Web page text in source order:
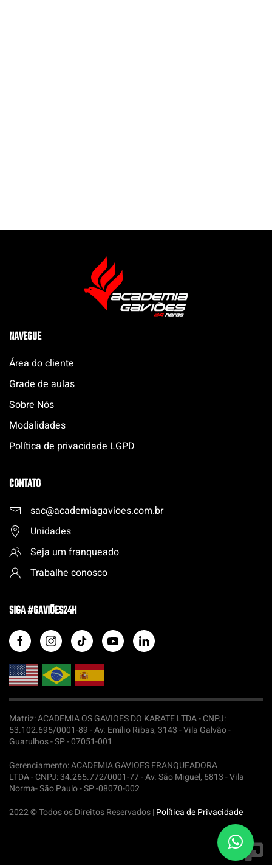
NAVEGUE
Área do cliente
Grade de aulas
Sobre Nós
Modalidades
Política de privacidade LGPD
CONTATO
sac@academiagavioes.com.br
Unidades
Seja um franqueado
Trabalhe conosco
SIGA #GAVIÕES24H
Matriz: ACADEMIA OS GAVIOES DO KARATE LTDA -CNPJ:
53.102.695/0001-89 - Av. Emílio Ribas, 3143 - Vila Galvão -
Guarulhos - SP - 07051-001
Gerenciamento: ACADEMIA GAVIOES FRANQUEADORA
LTDA -CNPJ: 34.265.772/0001-77 - Av. São Miguel, 6813 - Vila
Norma- São Paulo - SP -08070-002
2022 © Todos os Direitos Reservados |Política de Privacidade